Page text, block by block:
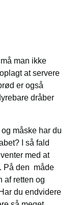
man ikke
at servere
er også
dråber
måske har du
I så fald
med at
På den måde
af retten og
du endvidere